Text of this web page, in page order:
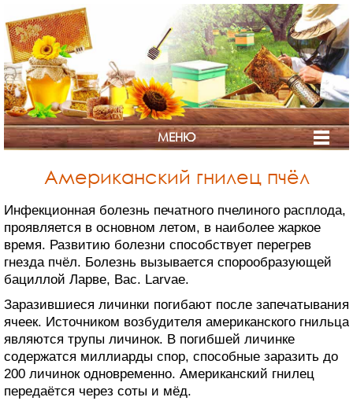
СТРАНА
МЁДА
МЕНЮ
Американский гнилец пчёл
Инфекционная болезнь печатного пчелиного расплода,
проявляется в основном летом, в наиболее жаркое
время. Развитию болезни способствует перегрев
гнезда пчёл. Болезнь вызывается спорообразующей
бациллой Ларве, Вас. Larvae.
Заразившиеся личинки погибают после запечатывания
ячеек. Источником возбудителя американского гнильца
являются трупы личинок. В погибшей личинке
содержатся миллиарды спор, способные заразить до
200 личинок одновременно. Американский гнилец
передаётся через соты и мёд.